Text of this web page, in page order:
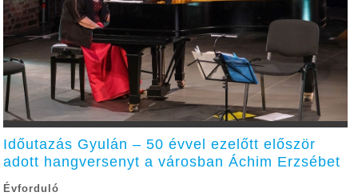
Időutazás Gyulán – 50 évvel ezelőtt először
adott hangversenyt a városban Áchim Erzsébet
Évforduló